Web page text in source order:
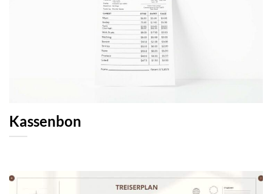
Kassenbon